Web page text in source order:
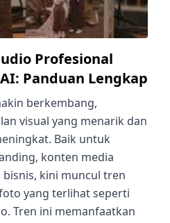
Profesional
Panduan Lengkap
berkembang,
visual yang menarik dan
Baik untuk
konten media
kini muncul tren
yang terlihat seperti
Tren ini memanfaatkan